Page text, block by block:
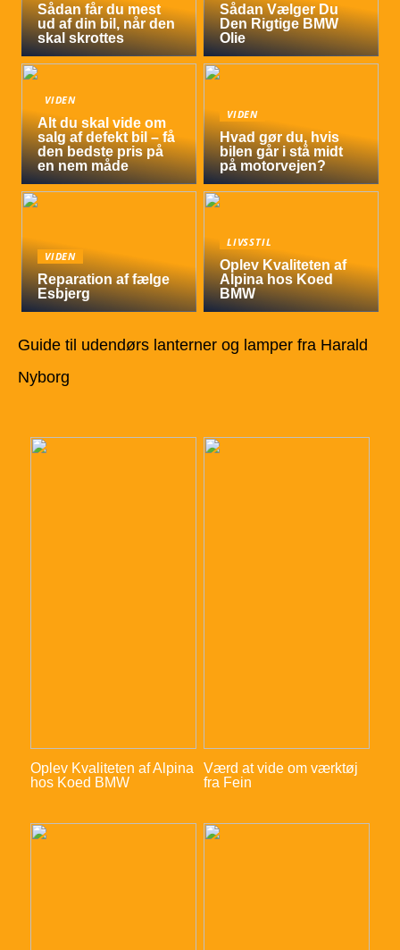
Sådan får du mest
ud af din bil, når den
skal skrottes
Sådan Vælger Du
Den Rigtige BMW
Olie
VIDEN
Alt du skal vide om
salg af defekt bil – få
den bedste pris på
en nem måde
VIDEN
Hvad gør du, hvis
bilen går i stå midt
på motorvejen?
VIDEN
Reparation af fælge
Esbjerg
LIVSSTIL
Oplev Kvaliteten af
Alpina hos Koed
BMW
Guide til udendørs lanterner og lamper fra Harald
Nyborg
Oplev Kvaliteten af Alpina
hos Koed BMW
Værd at vide om værktøj
fra Fein